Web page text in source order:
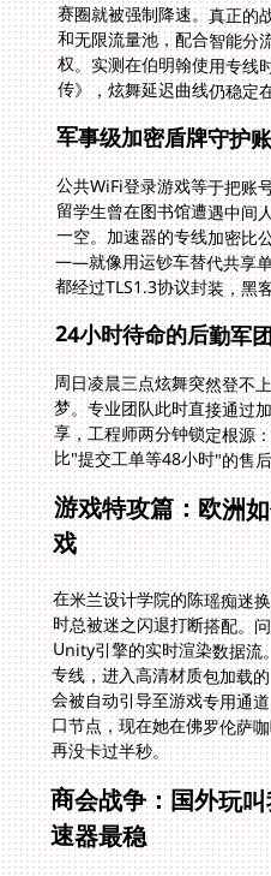
传》，炫舞延迟曲线仍稳定
军事级加密盾牌守护
公共WiFi登录游戏等于把账
留学生曾在图书馆遭遇中间
一空。加速器的专线加密比
——就像用运钞车替代共享
都经过TLS1.3协议封装，黑
24小时待命的后勤军
周日凌晨三点炫舞突然登不
梦。专业团队此时直接通
享，工程师两分钟锁定根
比"提交工单等48小时"的售
游戏特攻篇：欧洲
戏
在米兰设计学院的陈瑶痴迷
时总被迷之闪退打断搭配。
Unity引擎的实时渲染数据
专线，进入高清材质包加载
会被自动引导至游戏专用通
口节点，现在她在佛罗伦萨
再没卡过半秒。
商会战争：国外玩
速器最稳